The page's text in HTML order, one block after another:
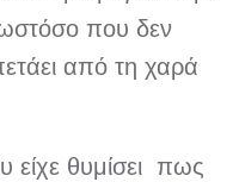
ωστόσο που δεν
από τη χαρά
είχε θυμίσει πως